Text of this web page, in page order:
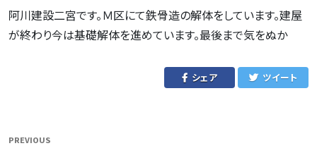
阿川建設二宮です。Ｍ区にて鉄骨造の解体をしています。建屋
が終わり今は基礎解体を進めています。最後まで気をぬか
シェア ツイート
投
Previous
PREVIOUS